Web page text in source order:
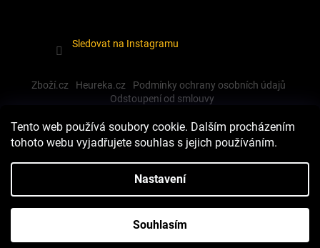
Tento web používá soubory cookie. Dalším procházením
tohoto webu vyjadřujete souhlas s jejich používáním.
Nastavení
Souhlasím
Sledovat na Instagramu
Zboží.cz Heureka.cz
Podmínky ochrany osobních údajů
Odstoupení od smlouvy
Upravit nastavení cookies